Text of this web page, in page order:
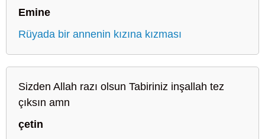
Emine
Rüyada bir annenin kızına kızması
Sizden Allah razı olsun Tabiriniz inşallah tez
çıksın amn
çetin